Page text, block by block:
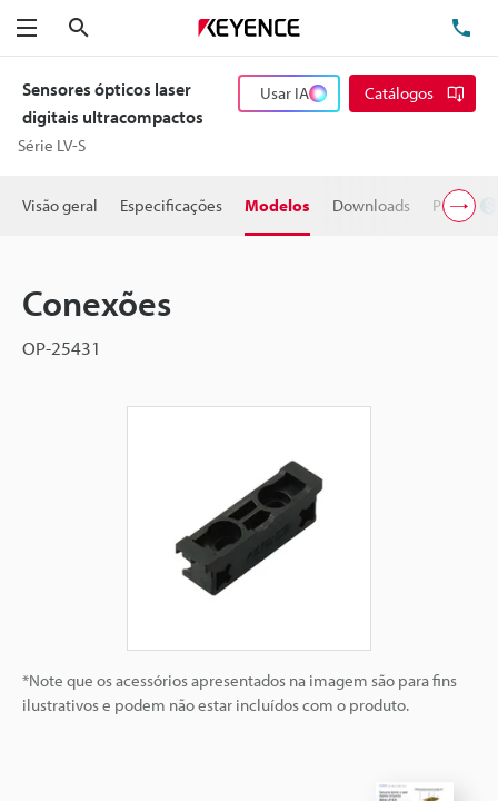
Menu
Sensores ópticos laser
digitais ultracompactos
Série LV-S
Usar IA Catálogos
Visão geral Especificações Modelos Downloads Preço
Conexões
OP-25431
*Note que os acessórios apresentados na imagem são para fins
ilustrativos e podem não estar incluídos com o produto.